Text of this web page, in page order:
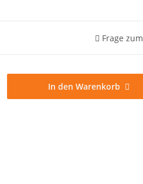
Frage
In den Warenkorb